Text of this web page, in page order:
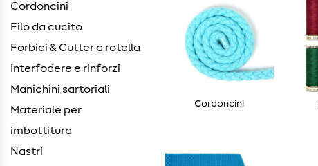
Cordoncini
Filo da cucito
Forbici & Cutter a rotella
Interfodere e rinforzi
Manichini sartoriali
Materiale per
imbottitura
Nastri
Cordoncini